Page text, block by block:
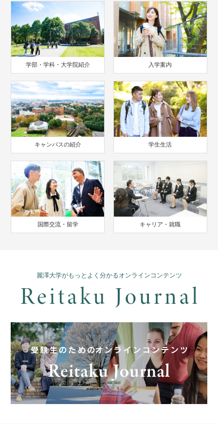
学部・学科・大学院紹介 入学案内
キャンパスの紹介 学生生活
国際交流・留学 キャリア・就職
麗澤大学がもっとよく分かるオンラインコンテンツ